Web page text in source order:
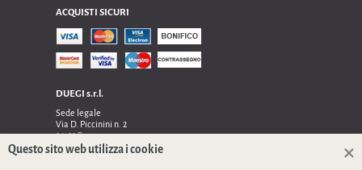
ACQUISTI SICURI
DUEGI s.r.l.
Sede legale
Via D. Piccinini n. 2
24122 Bergamo
Sede operativa e amministrativa:
Questo sito web utilizza i cookie